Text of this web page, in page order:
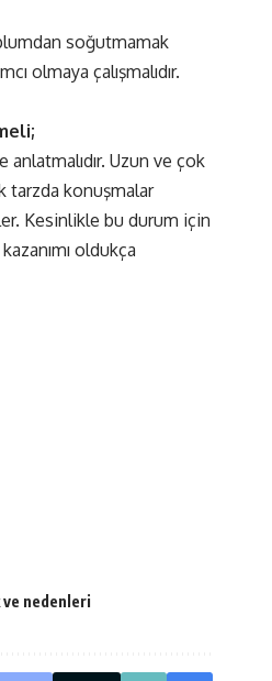
soğutmamak
olmaya çalışmalıdır.
anlatmalıdır. Uzun ve çok
tarzda konuşmalar
Kesinlikle bu durum için
oldukça
ve nedenleri